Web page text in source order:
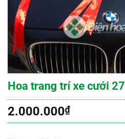
Hoa trang trí xe cưới 27
2.000.000₫